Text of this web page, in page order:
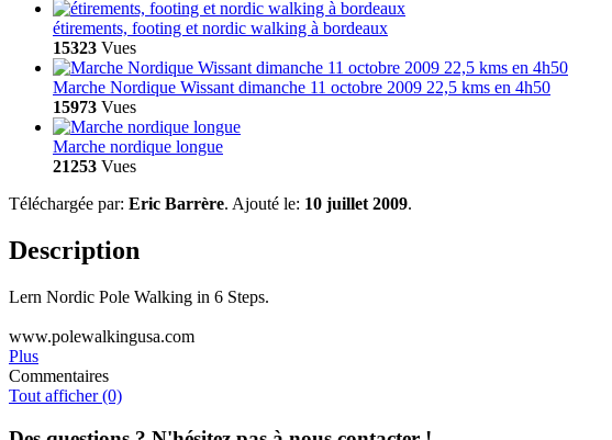
étirements, footing et nordic walking à bordeaux
15323 Vues
Marche Nordique Wissant dimanche 11 octobre 2009 22,5 kms en 4h50
15973 Vues
Marche nordique longue
21253 Vues
Téléchargée par: Eric Barrère. Ajouté le: 10 juillet 2009.
Description
Lern Nordic Pole Walking in 6 Steps.
www.polewalkingusa.com
Plus
Commentaires
Tout afficher (0)